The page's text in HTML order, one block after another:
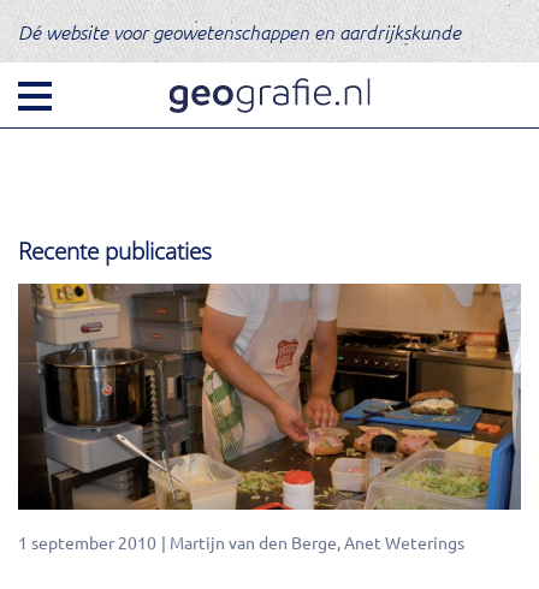
Dé website voor geowetenschappen en aardrijkskunde
Recente publicaties
1 september 2010 Martijn van den Berge Anet Weterings